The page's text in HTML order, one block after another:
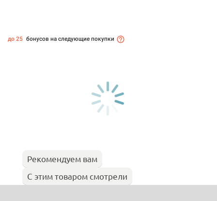
до 25 бонусов на следующие покупки
Рекомендуем вам
С этим товаром смотрели